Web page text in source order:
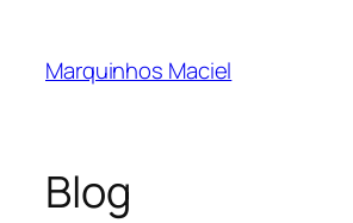
Marquinhos Maciel
Blog